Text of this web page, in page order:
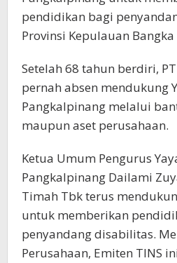
pendidikan bagi
Provinsi Kepulauan
Setelah 68 tahun berdiri,
pernah absen mendukung
Pangkalpinang melalui
maupun aset perusahaan.
Ketua Umum Pengurus
Pangkalpinang Dailami
Timah Tbk terus
untuk memberikan
penyandang disabilitas.
Perusahaan, Emiten TINS